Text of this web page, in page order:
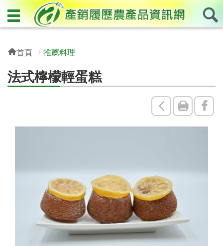
首頁 推薦料理
法式檸檬輕蛋糕
回
上
友
善